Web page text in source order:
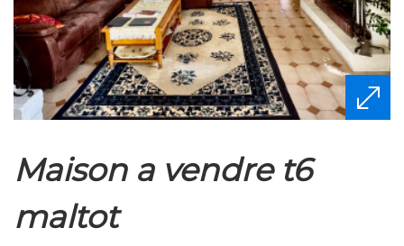
maison a vendre t6
maltot